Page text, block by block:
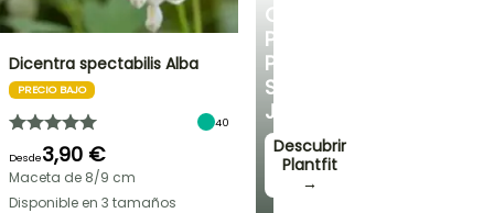
CONSEJOS
PERSONALIZADOS
PARA
SU
JARDÍN
Descubrir
Plantfit
→
Dicentra spectabilis Alba
PRECIO BAJO
40
Desde3,90 €
Maceta de 8/9 cm
Disponible en 3 tamaños